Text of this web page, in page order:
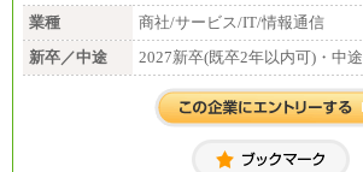
業種
商社/サービス/IT/情報通信
新卒／中途
2027新卒(既卒2年以内可)・中途